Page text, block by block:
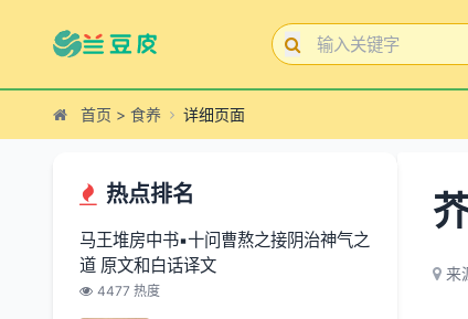
首页 > 食养 详细页面
热点排名
马王堆房中书▪十问曹熬之接阴治神气之
道 原文和白话译文
4477 热度
来